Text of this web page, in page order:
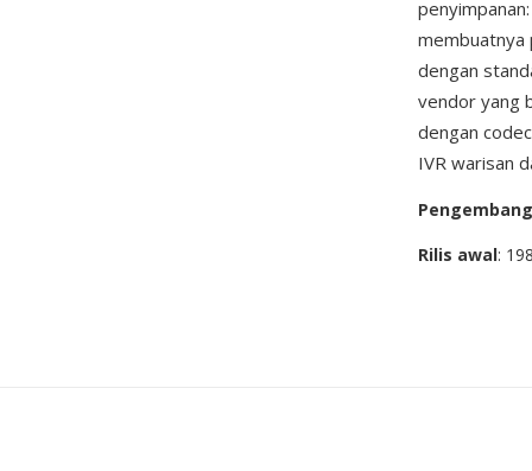
membuatnya
dengan
vendor yang
dengan
IVR warisan
Pengembang
Rilis awal: